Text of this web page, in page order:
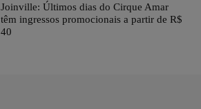
Joinville: Últimos dias do Cirque Amar
têm ingressos promocionais a partir de R$
40